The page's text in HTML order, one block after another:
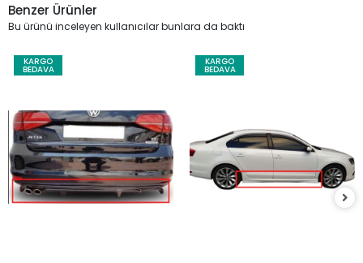
Benzer Ürünler
Bu ürünü inceleyen kullanıcılar bunlara da baktı
KARGO
BEDAVA
KARGO
BEDAVA